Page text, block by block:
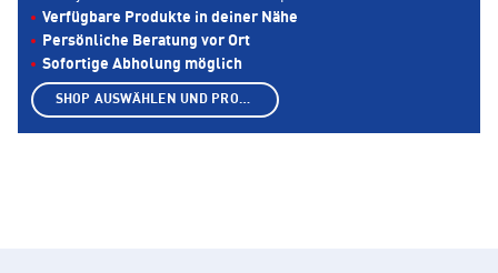
Verfügbare Produkte in deiner Nähe
Persönliche Beratung vor Ort
Sofortige Abholung möglich
SHOP AUSWÄHLEN UND PRODUKTE ANZEIGEN